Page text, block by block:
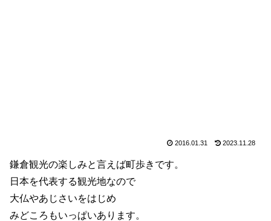
2016.01.31 2023.11.28
鎌倉観光の楽しみと言えば町歩きです。
日本を代表する観光地なので
大仏やあじさいをはじめ
みどころもいっぱいあります。